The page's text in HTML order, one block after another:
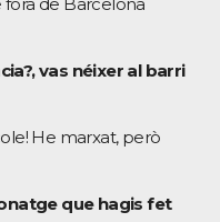
vas néixer al barri
He marxat, però
que hagis fet